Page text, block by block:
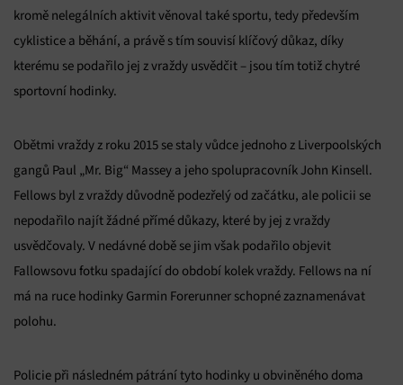
kromě nelegálních aktivit věnoval také sportu, tedy především
cyklistice a běhání, a právě s tím souvisí klíčový důkaz, díky
kterému se podařilo jej z vraždy usvědčit – jsou tím totiž chytré
sportovní hodinky.
Obětmi vraždy z roku 2015 se staly vůdce jednoho z Liverpoolských
gangů Paul „Mr. Big“ Massey a jeho spolupracovník John Kinsell.
Fellows byl z vraždy důvodně podezřelý od začátku, ale policii se
nepodařilo najít žádné přímé důkazy, které by jej z vraždy
usvědčovaly. V nedávné době se jim však podařilo objevit
Fallowsovu fotku spadající do období kolek vraždy. Fellows na ní
má na ruce hodinky Garmin Forerunner schopné zaznamenávat
polohu.
Policie při následném pátrání tyto hodinky u obviněného doma